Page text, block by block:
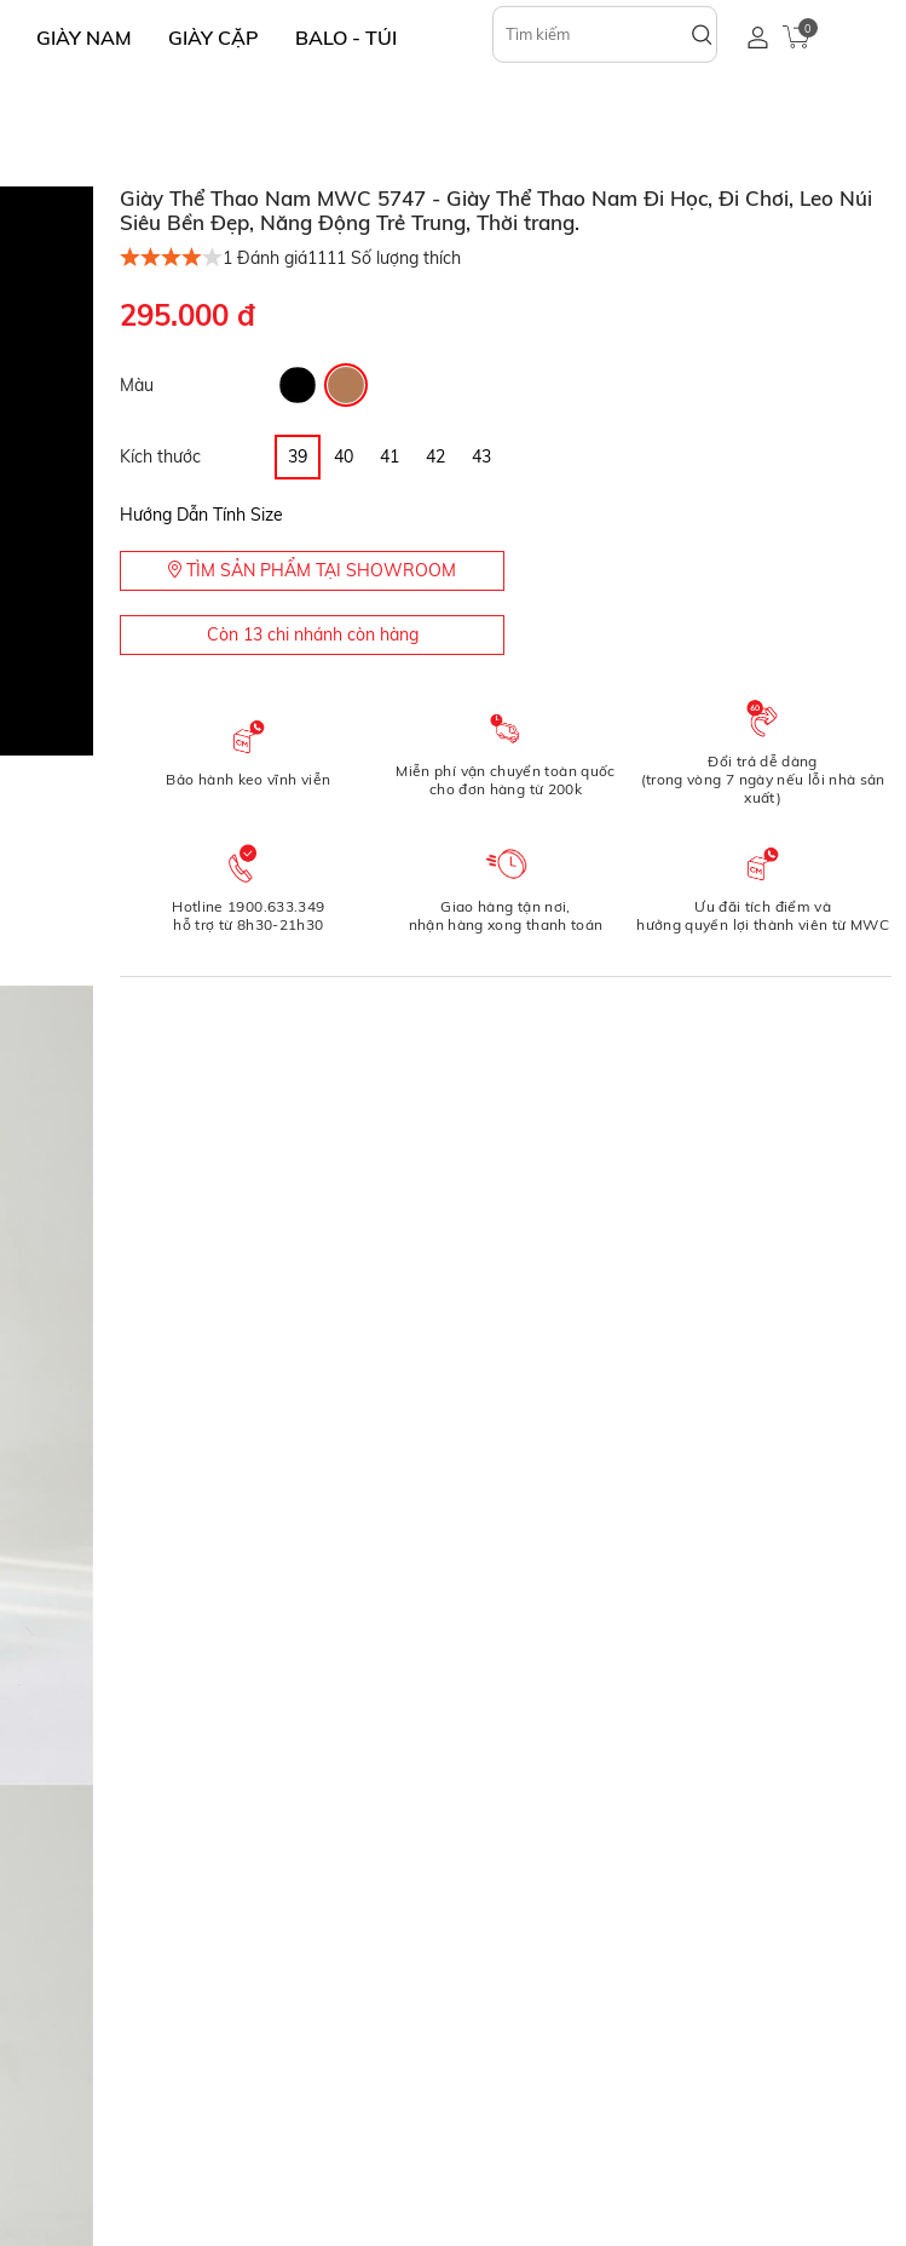
GIÀY NAM GIÀY CẶP BALO - TÚI 0
Giày Thể Thao Nam MWC 5747 - Giày Thể Thao Nam Đi Học, Đi Chơi, Leo Núi
Siêu Bền Đẹp, Năng Động Trẻ Trung, Thời trang.
1 Đánh giá1111 Số lượng thích
295.000 đ
Màu
Kích thước 39 40 41 42 43
Hướng Dẫn Tính Size
TÌM SẢN PHẨM TẠI SHOWROOM
Còn 13 chi nhánh còn hàng
Bảo hành keo vĩnh viễn
Miễn phí vận chuyển toàn quốc
cho đơn hàng từ 200k
Đổi trả dễ dàng
(trong vòng 7 ngày nếu lỗi nhà sản
xuất)
Hotline 1900.633.349
hỗ trợ từ 8h30-21h30
Giao hàng tận nơi,
nhận hàng xong thanh toán
Ưu đãi tích điểm và
hưởng quyền lợi thành viên từ MWC